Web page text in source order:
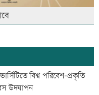
বিশ্ব পরিবেশ-প্রকৃতি
উদযাপন